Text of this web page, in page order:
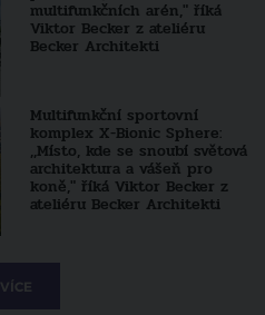
multifunkčních arén," říká
Viktor Becker z ateliéru
Becker Architekti
Multifunkční sportovní
komplex X-Bionic Sphere:
,,Místo, kde se snoubí světová
architektura a vášeň pro
koně," říká Viktor Becker z
ateliéru Becker Architekti
VÍCE